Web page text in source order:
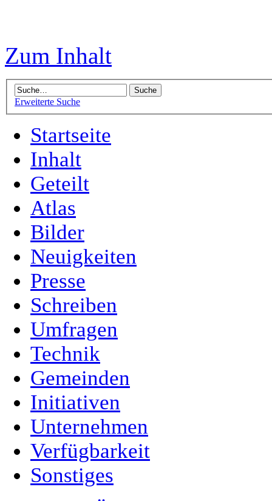
Zum Inhalt
Erweiterte Suche
Startseite
Inhalt
Geteilt
Atlas
Bilder
Neuigkeiten
Presse
Schreiben
Umfragen
Technik
Gemeinden
Initiativen
Unternehmen
Verfügbarkeit
Sonstiges